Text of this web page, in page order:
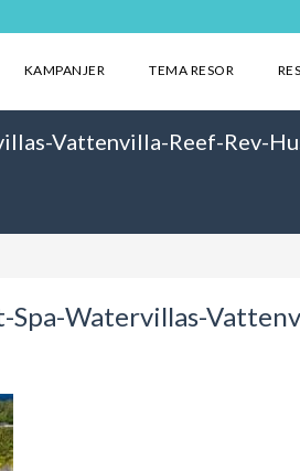
KAMPANJER TEMA RESOR
Vattenvilla-Reef-Rev-
Watervillas-